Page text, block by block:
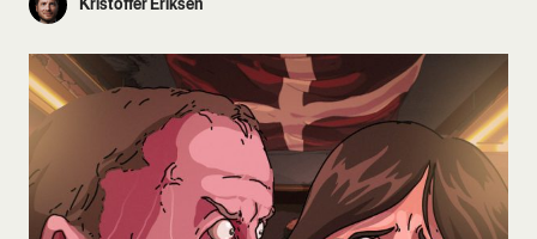
Kristoffer Eriksen